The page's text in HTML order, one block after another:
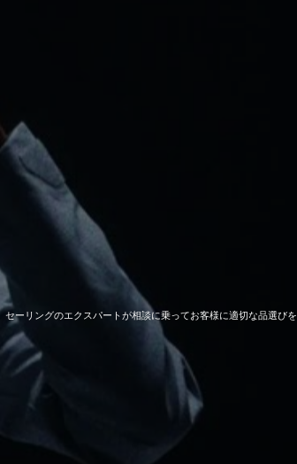
ーリングのエクスパートが相談に乗ってお客様に適切な品選びを